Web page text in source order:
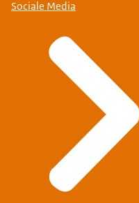
Sociale Media